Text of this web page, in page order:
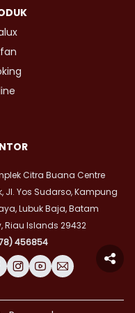
Citra Buana Centre
Jl. Yos Sudarso, Kampung
Lubuk Baja, Batam
Riau Islands 29432
456854